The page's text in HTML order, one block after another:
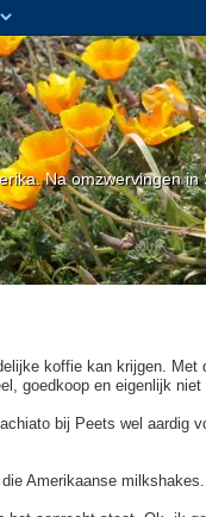
Na omzwervingen
koffie kan krijgen.
goedkoop en eigenlijk niet
bij Peets wel aardig
Amerikaanse milkshakes.